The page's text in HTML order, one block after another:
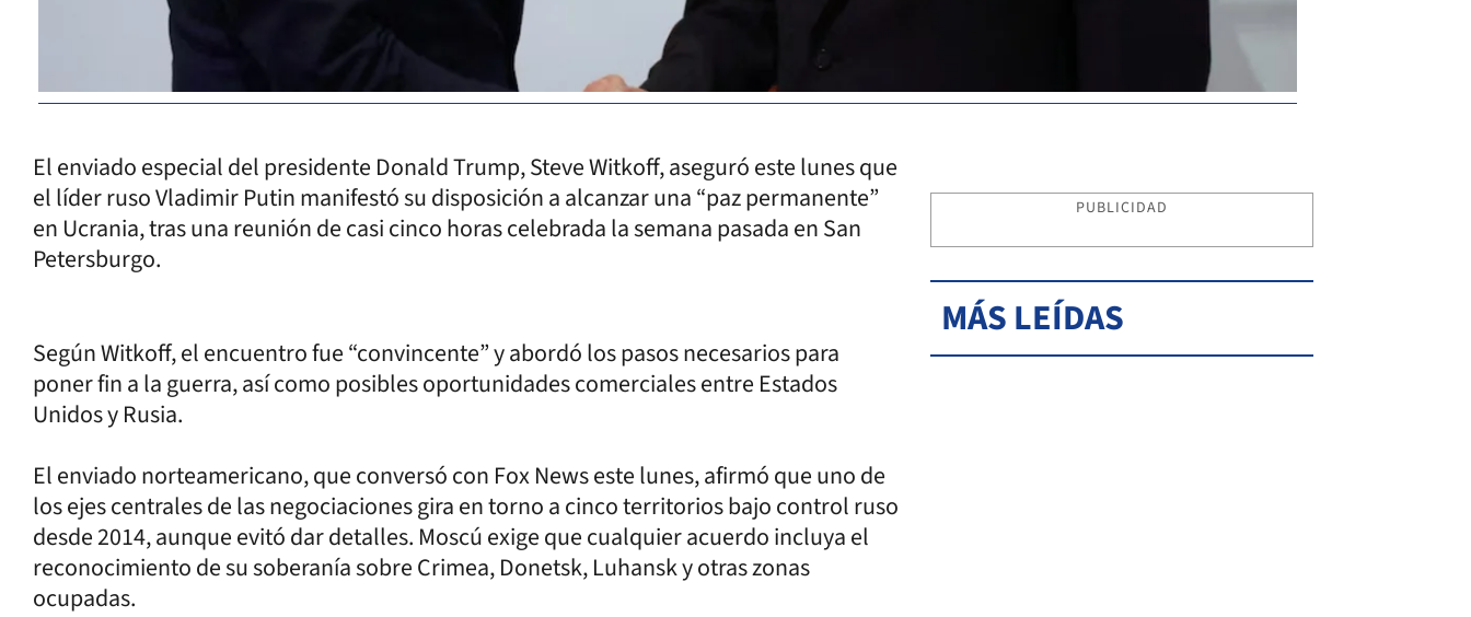
El enviado especial del presidente Donald Trump, Steve Witkoff, aseguró este lunes que
el líder ruso Vladimir Putin manifestó su disposición a alcanzar una “paz permanente”
en Ucrania, tras una reunión de casi cinco horas celebrada la semana pasada en San
Petersburgo.
Según Witkoff, el encuentro fue “convincente” y abordó los pasos necesarios para
poner fin a la guerra, así como posibles oportunidades comerciales entre Estados
Unidos y Rusia.
El enviado norteamericano, que conversó con Fox News este lunes, afirmó que uno de
los ejes centrales de las negociaciones gira en torno a cinco territorios bajo control ruso
desde 2014, aunque evitó dar detalles. Moscú exige que cualquier acuerdo incluya el
reconocimiento de su soberanía sobre Crimea, Donetsk, Luhansk y otras zonas
ocupadas.
PUBLICIDAD
MÁS LEÍDAS